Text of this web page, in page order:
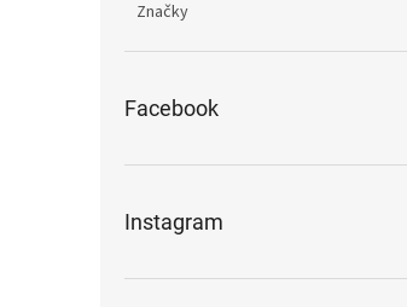
Značky
Facebook
Instagram